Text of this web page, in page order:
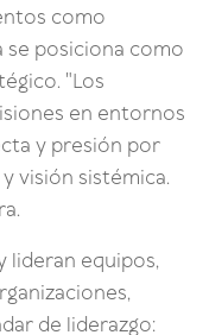
como
se posiciona como
"Los
en entornos
y presión por
visión sistémica.
lideran equipos,
de liderazgo: